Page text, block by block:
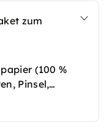
zum
(100 %
Pinsel,
Bleistift,